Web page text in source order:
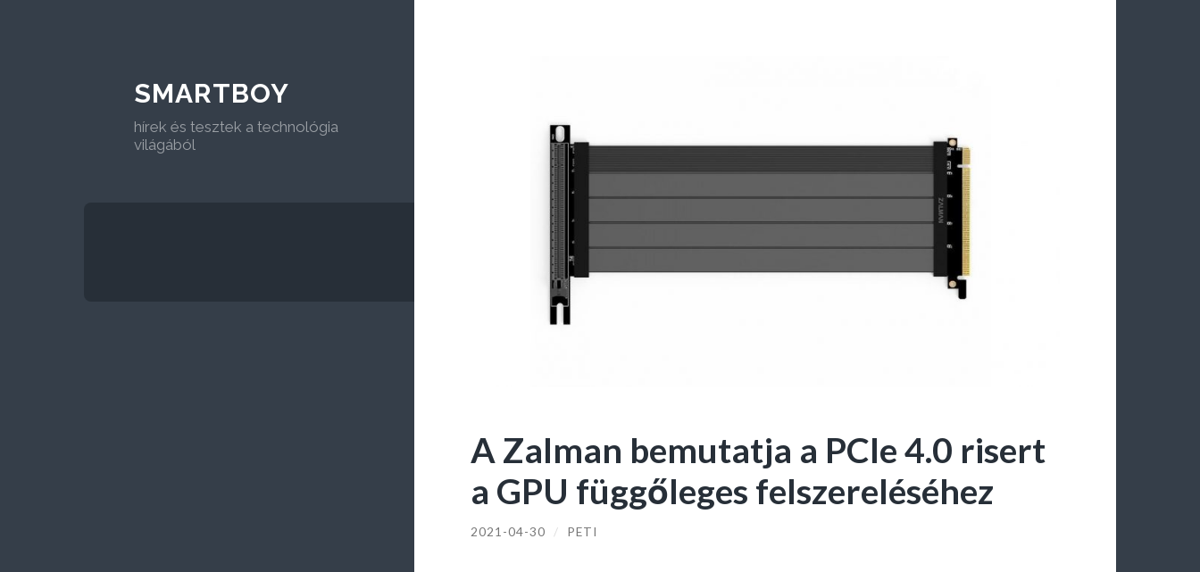
SMARTBOY
hírek és tesztek a technológia
világából
A Zalman bemutatja a PCIe 4.0 risert
a GPU függőleges felszereléséhez
2021-04-30 / PETI